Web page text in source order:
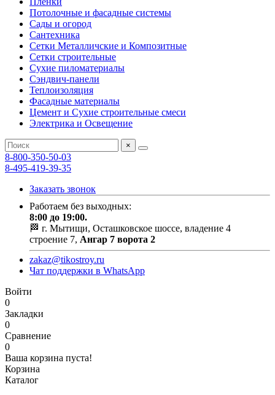
Потолочные и фасадные системы
Сады и огород
Сантехника
Сетки Металличские и Композитные
Сетки строительные
Сухие пиломатериалы
Сэндвич-панели
Теплоизоляция
Фасадные материалы
Цемент и Сухие строительные смеси
Электрика и Освещение
×
8-800-350-50-03
8-495-419-39-35
Заказать звонок
Работаем без выходных:
8:00 до 19:00.
🏁 г. Мытищи, Осташковское шоссе, владение 4
строение 7, Ангар 7 ворота 2
zakaz@tikostroy.ru
Чат поддержки в WhatsApp
Войти
0
Закладки
0
Сравнение
0
Ваша корзина пуста!
Корзина
Каталог